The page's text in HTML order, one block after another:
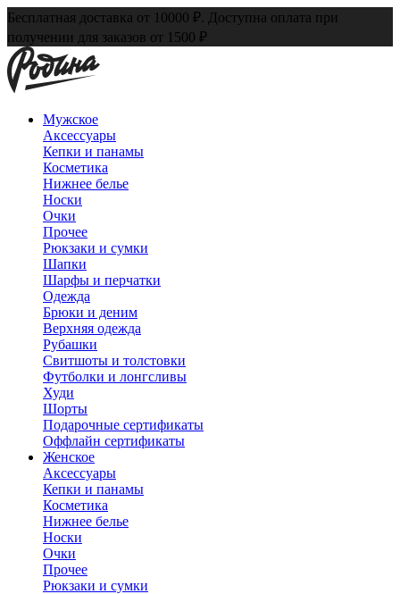
Бесплатная доставка от 10000 ₽. Доступна оплата при
получении для заказов от 1500 ₽
Мужское
Аксессуары
Кепки и панамы
Косметика
Нижнее белье
Носки
Очки
Прочее
Рюкзаки и сумки
Шапки
Шарфы и перчатки
Одежда
Брюки и деним
Верхняя одежда
Рубашки
Свитшоты и толстовки
Футболки и лонгсливы
Худи
Шорты
Подарочные сертификаты
Оффлайн сертификаты
Женское
Аксессуары
Кепки и панамы
Косметика
Нижнее белье
Носки
Очки
Прочее
Рюкзаки и сумки